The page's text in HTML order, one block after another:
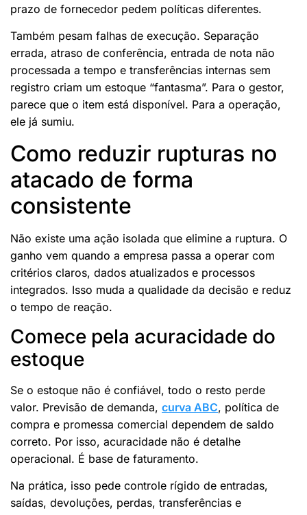
prazo de fornecedor pedem políticas diferentes.
Também pesam falhas de execução. Separação
errada, atraso de conferência, entrada de nota não
processada a tempo e transferências internas sem
registro criam um estoque “fantasma”. Para o gestor,
parece que o item está disponível. Para a operação,
ele já sumiu.
Como reduzir rupturas no
atacado de forma
consistente
Não existe uma ação isolada que elimine a ruptura. O
ganho vem quando a empresa passa a operar com
critérios claros, dados atualizados e processos
integrados. Isso muda a qualidade da decisão e reduz
o tempo de reação.
Comece pela acuracidade do
estoque
Se o estoque não é confiável, todo o resto perde
valor. Previsão de demanda, curva ABC, política de
compra e promessa comercial dependem de saldo
correto. Por isso, acuracidade não é detalhe
operacional. É base de faturamento.
Na prática, isso pede controle rígido de entradas,
saídas, devoluções, perdas, transferências e